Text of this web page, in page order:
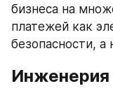
бизнеса на
платежей как
безопасности, а
Инженерия